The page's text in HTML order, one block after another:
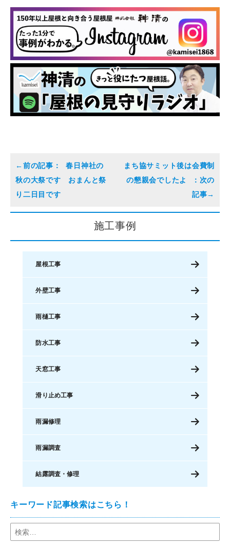
春日神社の
秋の大祭です おまんと祭
り二日目です
まち協サミット後は会費制
の懇親会でしたよ
施工事例
屋根工事
外壁工事
雨樋工事
防水工事
天窓工事
滑り止め工事
雨漏修理
雨漏調査
結露調査・修理
キーワード記事検索はこちら！